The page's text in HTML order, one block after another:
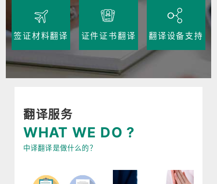
签证材料翻译 证件证书翻译 翻译设备支持
翻译服务
WHAT WE DO ?
中译翻译是做什么的？